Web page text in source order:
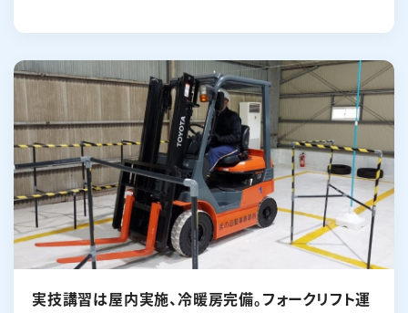
実技講習は屋内実施、冷暖房完備。フォークリフト運